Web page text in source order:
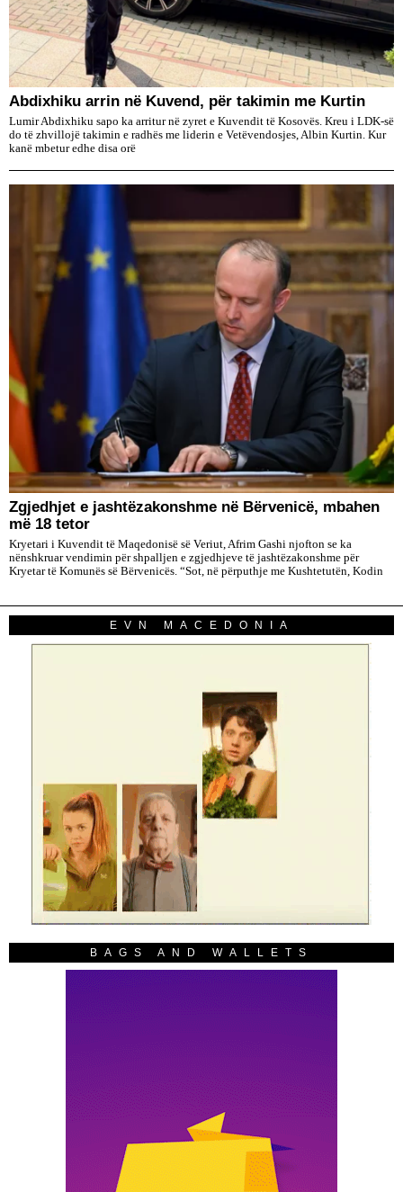
Abdixhiku arrin në Kuvend, për takimin me Kurtin
Lumir Abdixhiku sapo ka arritur në zyret e Kuvendit të Kosovës. Kreu i LDK-së
do të zhvillojë takimin e radhës me liderin e Vetëvendosjes, Albin Kurtin. Kur
kanë mbetur edhe disa orë
Zgjedhjet e jashtëzakonshme në Bërvenicë, mbahen
më 18 tetor
Kryetari i Kuvendit të Maqedonisë së Veriut, Afrim Gashi njofton se ka
nënshkruar vendimin për shpalljen e zgjedhjeve të jashtëzakonshme për
Kryetar të Komunës së Bërvenicës. “Sot, në përputhje me Kushtetutën, Kodin
EVN MACEDONIA
BAGS AND WALLETS